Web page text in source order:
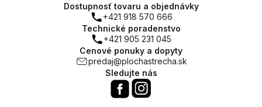
Dostupnosť tovaru a objednávky
+421 918 570 666
Technické poradenstvo
+421 905 231 045
Cenové ponuky a dopyty
predaj@plochastrecha.sk
Sledujte nás